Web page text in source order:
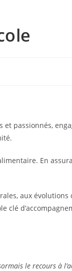
passionnés,
En
aux évolutions
clé
le recours à